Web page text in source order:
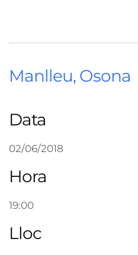
Manlleu, Osona
Data
02/06/2018
Hora
19:00
Lloc